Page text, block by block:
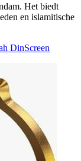
Het biedt
en islamitische
DinScreen